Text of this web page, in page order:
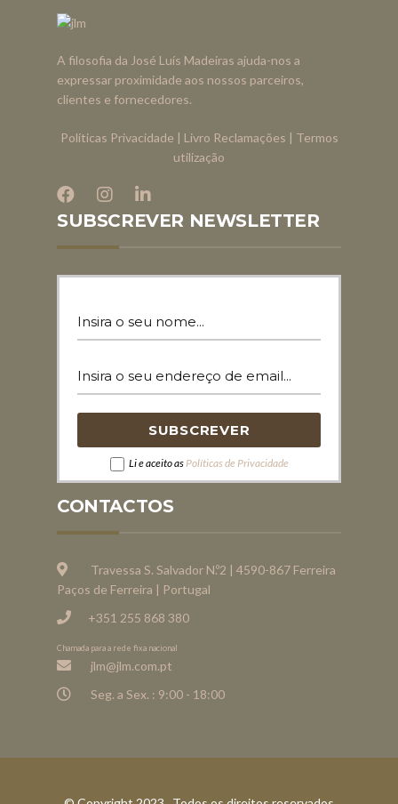
A filosofia da José Luís Madeiras ajuda-nos a
expressar proximidade aos nossos parceiros,
clientes e fornecedores.
Políticas Privacidade | Livro Reclamações | Termos
utilização
SUBSCREVER NEWSLETTER
Li e aceito as Políticas de Privacidade
CONTACTOS
Travessa S. Salvador N.º2 | 4590-867 Ferreira
Paços de Ferreira | Portugal
+351 255 868 380
Chamada para a rede fixa nacional
jlm@jlm.com.pt
Seg. a Sex. : 9:00 - 18:00